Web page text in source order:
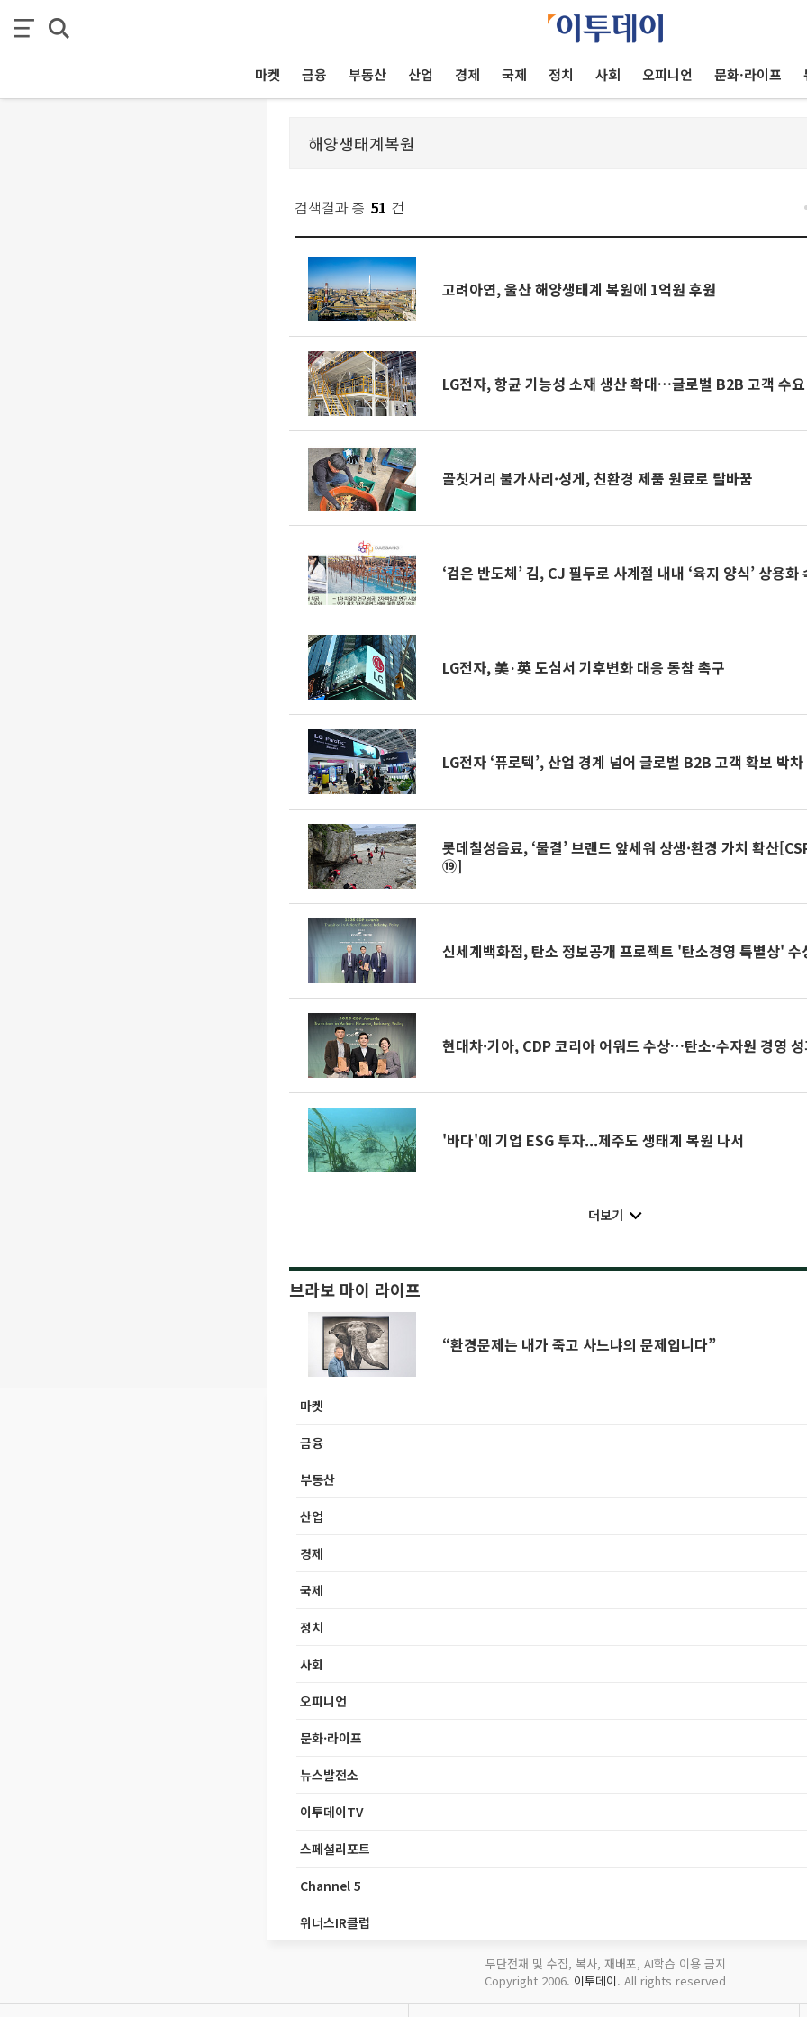
마켓 금융 부동산 산업 경제 국제 정치 사회 오피니언 문화·라이프
검색결과 총 51 건
고려아연, 울산 해양생태계 복원에 1억원 후원
LG전자, 항균 기능성 소재 생산 확대…글로벌 B2B 고객 수
골칫거리 불가사리·성게, 친환경 제품 원료로 탈바꿈
‘검은 반도체’ 김, CJ 필두로 사계절 내내 ‘육지 양식’ 상용화
LG전자, 美·英 도심서 기후변화 대응 동참 촉구
LG전자 ‘퓨로텍’, 산업 경계 넘어 글로벌 B2B 고객 확보 박차
롯데칠성음료, ‘물결’ 브랜드 앞세워 상생·환경 가치 확산
⑲]
신세계백화점, 탄소 정보공개 프로젝트 '탄소경영 특별상' 수
현대차·기아, CDP 코리아 어워드 수상…탄소·수자원 경영
'바다'에 기업 ESG 투자...제주도 생태계 복원 나서
더보기
브라보 마이 라이프
“환경문제는 내가 죽고 사느냐의 문제입니다”
마켓
금융
부동산
산업
경제
국제
정치
사회
오피니언
문화·라이프
뉴스발전소
이투데이TV
스페셜리포트
Channel 5
위너스IR클럽
무단전재 및 수집, 복사, 재배포, AI학습 이용 금지
Copyright 2006. 이투데이. All rights reserved